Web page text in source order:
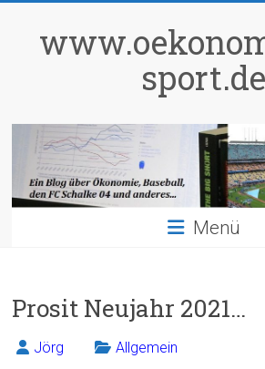
springen
sport.de
Menü
Prosit Neujahr 2021…
Jörg Allgemein